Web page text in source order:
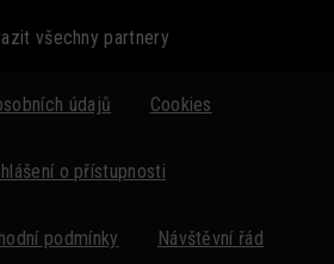
všechny partnery
údajů Cookies
o přístupnosti
podmínky Návštěvní řád